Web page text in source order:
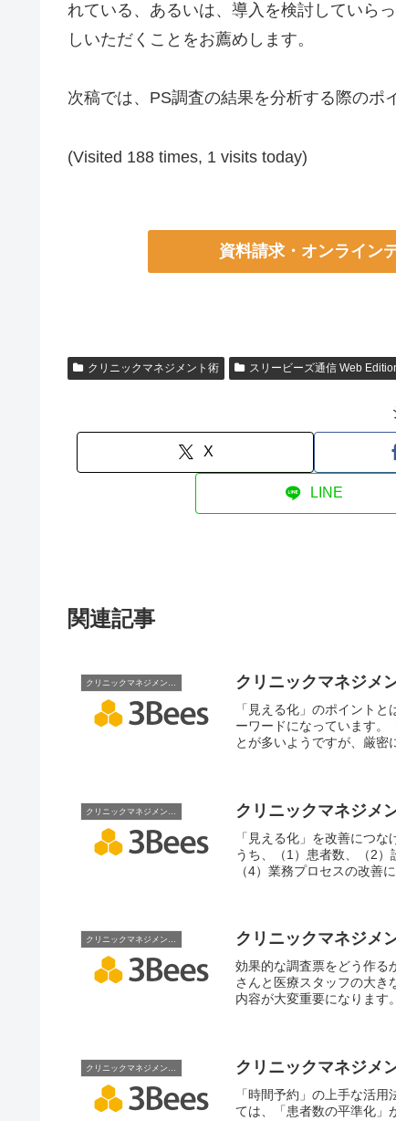
れている、あるいは、導入を検討していら
しいただくことをお薦めします。
次稿では、PS調査の結果を分析する際のポ
(Visited 188 times, 1 visits today)
資料請求・オンライン
クリニックマネジメント術 スリービーズ通信 Web
X
LINE
関連記事
クリニックマネジメント術 クリニックマネジメ
「見える化」のポイント
ーワードになっています。
とが多いようですが、厳密
クリニックマネジメ
「見える化」を改善につ
うち、（1）患者数、（2）
（4）業務プロセスの改善
クリニックマネジメント術 クリニックマネジメ
効果的な調査票をどう作
さんと医療スタッフの大き
内容が大変重要になります
クリニックマネジメ
「時間予約」の上手な活
ては、「患者数の平準化」